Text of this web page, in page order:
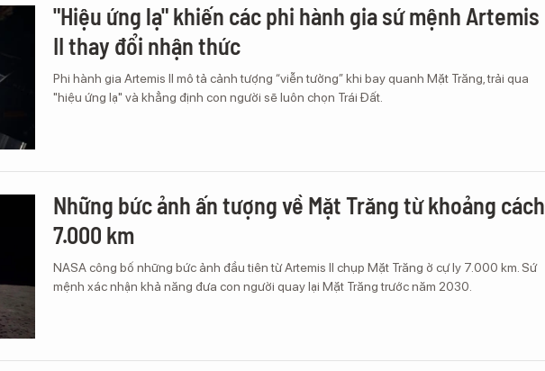
"Hiệu ứng lạ" khiến các phi hành gia sứ mệnh Artemis
II thay đổi nhận thức
Phi hành gia Artemis II mô tả cảnh tượng “viễn tưởng” khi bay quanh Mặt Trăng, trải qua
"hiệu ứng lạ" và khẳng định con người sẽ luôn chọn Trái Đất.
Những bức ảnh ấn tượng về Mặt Trăng từ khoảng cách
7.000 km
NASA công bố những bức ảnh đầu tiên từ Artemis II chụp Mặt Trăng ở cự ly 7.000 km. Sứ
mệnh xác nhận khả năng đưa con người quay lại Mặt Trăng trước năm 2030.